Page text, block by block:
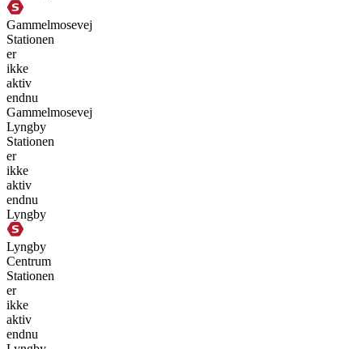
Gammelmosevej
Stationen
er
ikke
aktiv
endnu
Gammelmosevej
Lyngby
Stationen
er
ikke
aktiv
endnu
Lyngby
Lyngby
Centrum
Stationen
er
ikke
aktiv
endnu